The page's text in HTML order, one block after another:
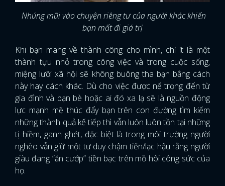
Nhúng mũi vào chuyện riêng tư của người khác khiến
bạn mất đi giá trị
Khi bạn mang về thành công cho mình, chí ít là một
thành tựu nhỏ trong công việc và trong cuộc sống,
miệng lưỡi xã hội sẽ không buông tha bạn bằng cách
này hay cách khác. Dù cho việc được nể trọng đến từ
gia đình và bạn bè hoặc ai đó xa lạ sẽ là nguồn động
lực mạnh mẽ thúc đẩy bạn trên con đường tìm kiếm
những thành quả kế tiếp thì vẫn luôn luôn tồn tại những
tị hiềm, ganh ghét, đặc biệt là trong môi trường người
nghèo vẫn giữ một tư duy chậm tiến/lạc hậu rằng người
giàu đang “ăn cướp” tiền bạc trên mồ hôi công sức của
họ.